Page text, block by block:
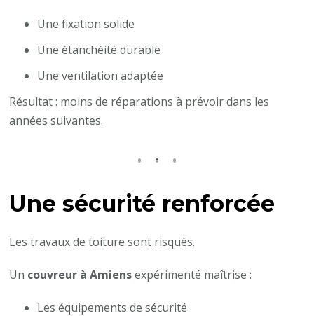
Une fixation solide
Une étanchéité durable
Une ventilation adaptée
Résultat : moins de réparations à prévoir dans les
années suivantes.
Une sécurité renforcée
Les travaux de toiture sont risqués.
Un couvreur à Amiensexpérimenté maîtrise :
Les équipements de sécurité